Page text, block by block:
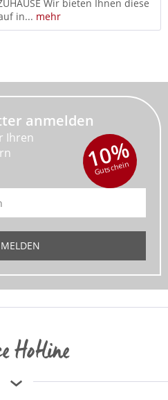
Wir bieten Ihnen diese
in... mehr
anmelden
Ihren
10%
Gutschein
Hotline